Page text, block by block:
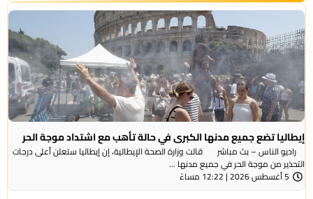
إيطاليا تضع جميع مدنها الكبرى في حالة تأهب مع اشتداد موجة الحر
راديو الناس – بث مباشر قالت وزارة الصحة الإيطالية، إن إيطاليا ستعلن أعلى درجات
التحذير من موجة ​الحر في جميع مدنها ...
5 أغسطس 2026 | 12:22 مساءً